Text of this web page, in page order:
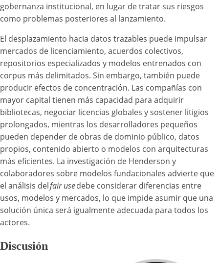
gobernanza institucional, en lugar de tratar sus riesgos
como problemas posteriores al lanzamiento.
El desplazamiento hacia datos trazables puede impulsar
mercados de licenciamiento, acuerdos colectivos,
repositorios especializados y modelos entrenados con
corpus más delimitados. Sin embargo, también puede
producir efectos de concentración. Las compañías con
mayor capital tienen más capacidad para adquirir
bibliotecas, negociar licencias globales y sostener litigios
prolongados, mientras los desarrolladores pequeños
pueden depender de obras de dominio público, datos
propios, contenido abierto o modelos con arquitecturas
más eficientes. La investigación de Henderson y
colaboradores sobre modelos fundacionales advierte que
el análisis delfair usedebe considerar diferencias entre
usos, modelos y mercados, lo que impide asumir que una
solución única será igualmente adecuada para todos los
actores.
Discusión